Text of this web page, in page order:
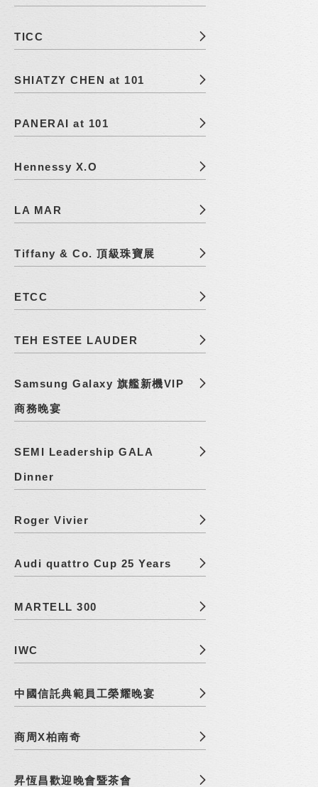
TICC
SHIATZY CHEN at 101
PANERAI at 101
Hennessy X.O
LA MAR
Tiffany & Co. 頂級珠寶展
ETCC
TEH ESTEE LAUDER
Samsung Galaxy 旗艦新機VIP
商務晚宴
SEMI Leadership GALA
Dinner
Roger Vivier
Audi quattro Cup 25 Years
MARTELL 300
IWC
中國信託典範員工榮耀晚宴
商周X柏南奇
昇恆昌歡迎晚會暨茶會